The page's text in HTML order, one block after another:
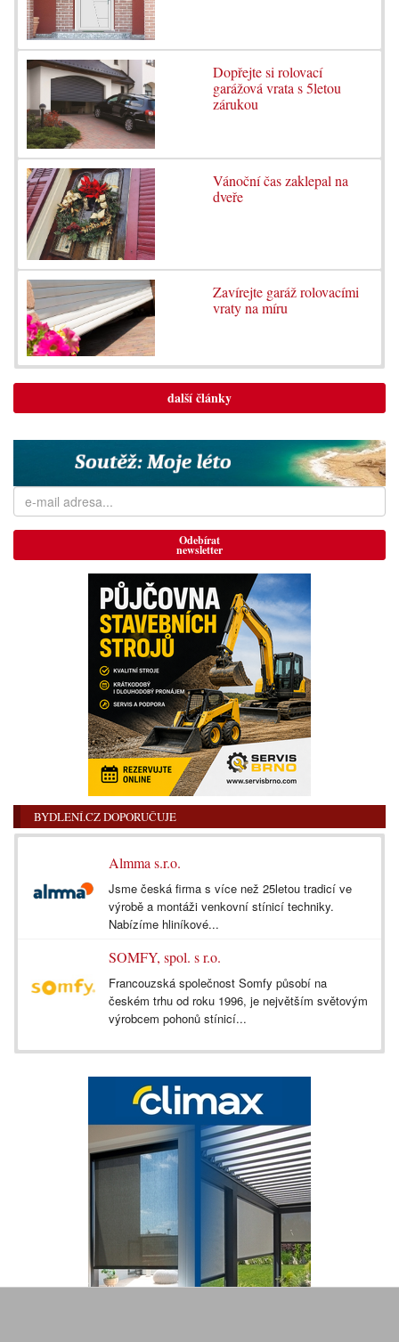
Dopřejte si rolovací
garážová vrata s 5letou
zárukou
Vánoční čas zaklepal na
dveře
Zavírejte garáž rolovacími
vraty na míru
další články
Odebírat
newsletter
BYDLENÍ.CZ DOPORUČUJE
Almma s.r.o.
Jsme česká firma s více než 25letou tradicí ve
výrobě a montáži venkovní stínicí techniky.
Nabízíme hliníkové...
SOMFY, spol. s r.o.
Francouzská společnost Somfy působí na
českém trhu od roku 1996, je největším světovým
výrobcem pohonů stínicí...